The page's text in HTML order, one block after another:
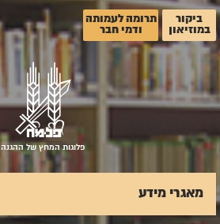
ביקור
במוזיאון
תרומה לעמותה
ודמי חבר
פלוגות המחץ של ההגנה
מאגרי מידע